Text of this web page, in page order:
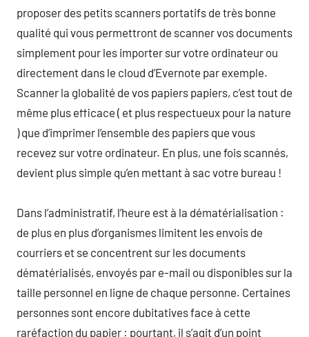
proposer des petits scanners portatifs de très bonne
qualité qui vous permettront de scanner vos documents
simplement pour les importer sur votre ordinateur ou
directement dans le cloud d’Evernote par exemple.
Scanner la globalité de vos papiers papiers, c’est tout de
même plus efficace ( et plus respectueux pour la nature
) que d’imprimer l’ensemble des papiers que vous
recevez sur votre ordinateur. En plus, une fois scannés,
devient plus simple qu’en mettant à sac votre bureau !
Dans l’administratif, l’heure est à la dématérialisation :
de plus en plus d’organismes limitent les envois de
courriers et se concentrent sur les documents
dématérialisés, envoyés par e-mail ou disponibles sur la
taille personnel en ligne de chaque personne. Certaines
personnes sont encore dubitatives face à cette
raréfaction du papier : pourtant, il s’agit d’un point